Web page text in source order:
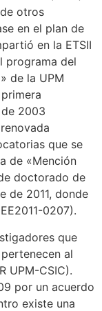
otros
en el plan de
en la ETSII
programa del
de la UPM
2003
que se
de «Mención
doctorado de
de 2011, donde
0207).
que
al
UPM-CSIC).
por un acuerdo
existe una